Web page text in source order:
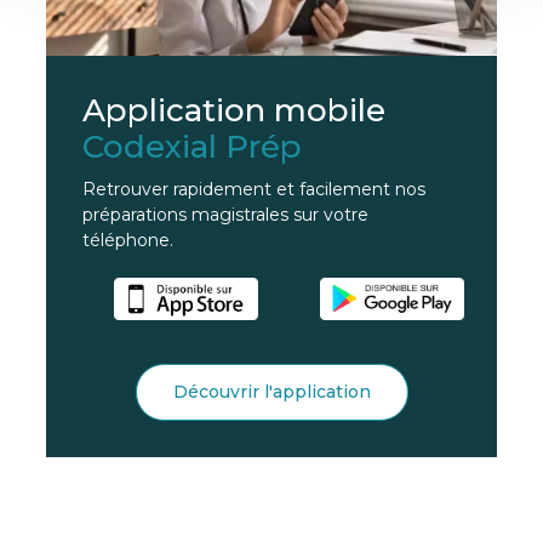
Application mobile
Codexial Prép
Retrouver rapidement et facilement nos
préparations magistrales sur votre
téléphone.
Découvrir l'application